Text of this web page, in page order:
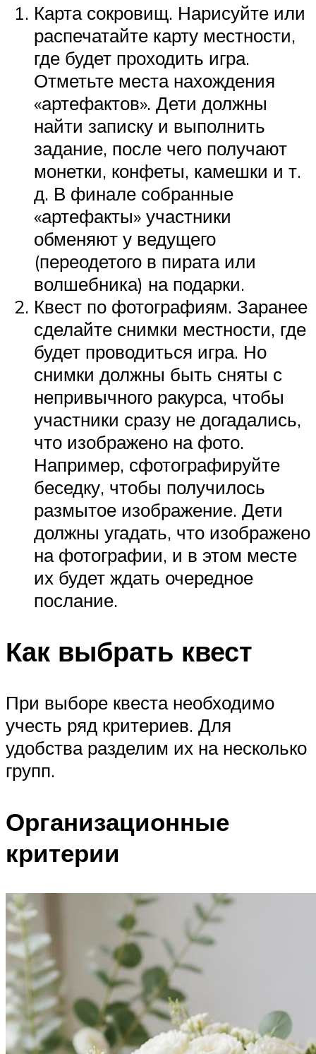
Карта сокровищ. Нарисуйте или
распечатайте карту местности,
где будет проходить игра.
Отметьте места нахождения
«артефактов». Дети должны
найти записку и выполнить
задание, после чего получают
монетки, конфеты, камешки и т.
д. В финале собранные
«артефакты» участники
обменяют у ведущего
(переодетого в пирата или
волшебника) на подарки.
Квест по фотографиям. Заранее
сделайте снимки местности, где
будет проводиться игра. Но
снимки должны быть сняты с
непривычного ракурса, чтобы
участники сразу не догадались,
что изображено на фото.
Например, сфотографируйте
беседку, чтобы получилось
размытое изображение. Дети
должны угадать, что изображено
на фотографии, и в этом месте
их будет ждать очередное
послание.
Как выбрать квест
При выборе квеста необходимо
учесть ряд критериев. Для
удобства разделим их на несколько
групп.
Организационные
критерии